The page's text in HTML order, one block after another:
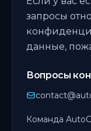
запросы
данные,
Вопросы
Команда